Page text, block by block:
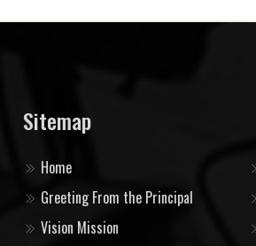
Sitemap
Home
Greeting From the Principal
Vision Mission